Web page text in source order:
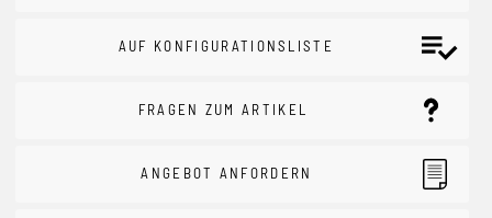
AUF KONFIGURATIONSLISTE
FRAGEN ZUM ARTIKEL
ANGEBOT ANFORDERN